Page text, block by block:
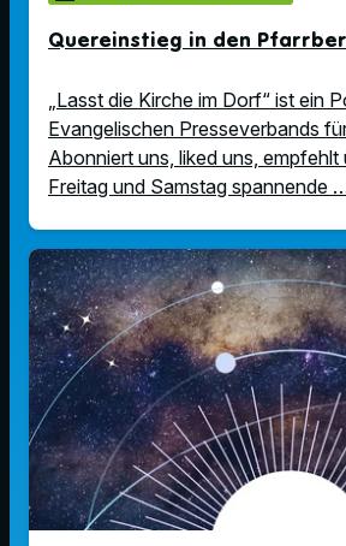
Quereinstieg in den
„Lasst die Kirche im Dorf“ ist ein
Evangelischen Presseverbands
Abonniert uns, liked uns, empfehlt
Freitag und Samstag spannende